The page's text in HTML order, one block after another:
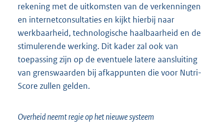
rekening met de uitkomsten van de verkenningen
en internetconsultaties en kijkt hierbij naar
werkbaarheid, technologische haalbaarheid en de
stimulerende werking. Dit kader zal ook van
toepassing zijn op de eventuele latere aansluiting
van grenswaarden bij afkappunten die voor Nutri-
Score zullen gelden.
Overheid neemt regie op het nieuwe systeem